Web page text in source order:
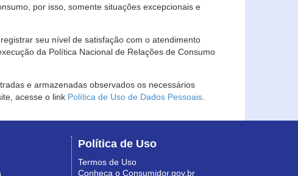
por isso, somente situações excepcionais e
seu nível de satisfação com o atendimento
da Política Nacional de Relações de Consumo
e armazenadas observados os necessários
acesse o link Política de Uso de Dados Pessoais
Política de Uso
Termos de Uso
Conheça o Consumidor.gov.br